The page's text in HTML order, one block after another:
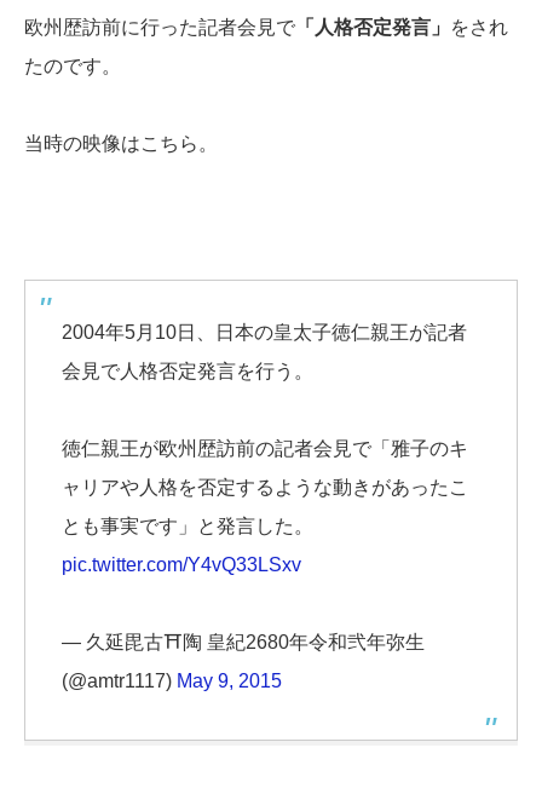
欧州歴訪前に行った記者会見で 「人格否定発言」
をされ
たのです。
当時の映像はこちら。
2004年5月10日、日本の皇太子徳仁親王が記者
会見で人格否定発言を行う。
徳仁親王が欧州歴訪前の記者会見で「雅子のキ
ャリアや人格を否定するような動きがあったこ
とも事実です」と発言した。
pic.twitter.com/Y4vQ33LSxv
— 久延毘古⛩陶 皇紀2680年令和弐年弥生
(@amtr1117) May 9, 2015